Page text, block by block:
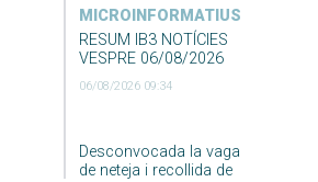
MICROINFORMATIUS
RESUM IB3 NOTÍCIES
VESPRE 06/08/2026
06/08/2026 09:34
Desconvocada la vaga
de neteja i recollida de